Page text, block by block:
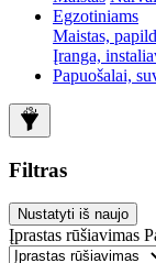
Egzotiniams
Maistas,
Įranga,
Papuošalai,
Filtras
Nustatyti iš naujo
Įprastas rūšiavimas